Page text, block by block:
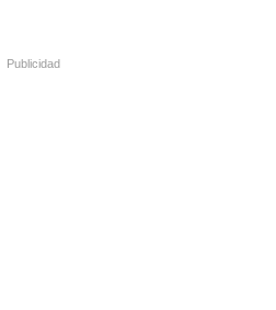
Publicidad